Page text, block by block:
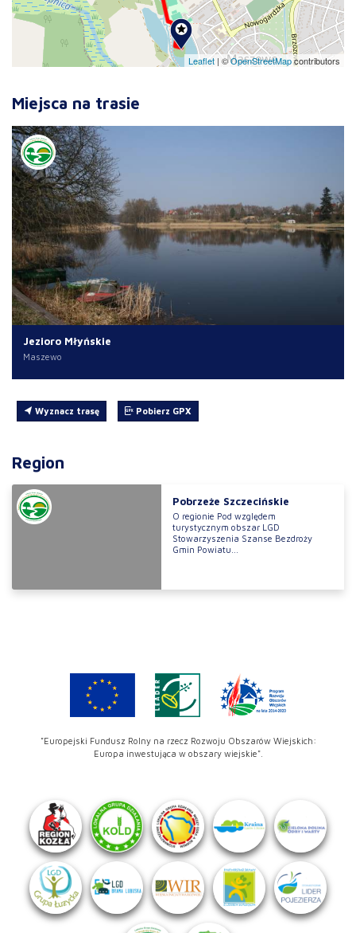
Leaflet | ©OpenStreetMapcontributors
Miejsca na trasie
Jezioro Młyńskie
Maszewo
Wyznacz trasę Pobierz GPX
Region
Pobrzeże Szczecińskie
O regionie Pod względem
turystycznym obszar LGD
Stowarzyszenia Szanse Bezdroży
Gmin Powiatu...
"Europejski Fundusz Rolny na rzecz Rozwoju Obszarów Wiejskich:
Europa inwestująca w obszary wiejskie".